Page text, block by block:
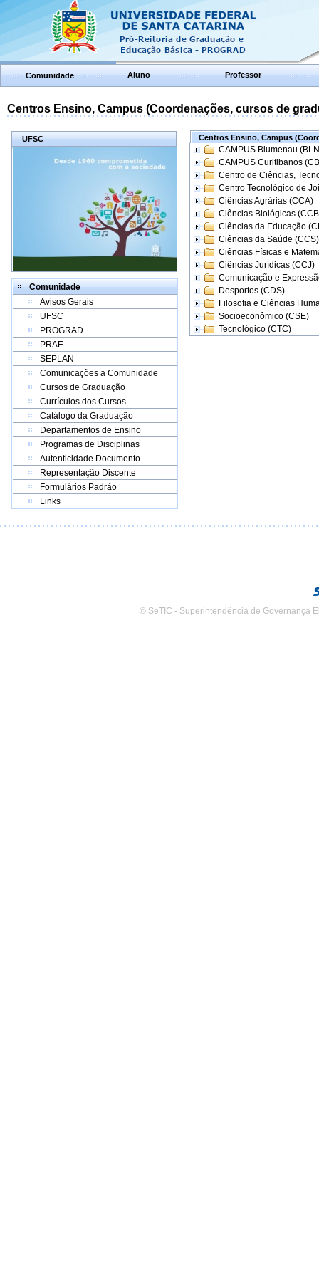
Comunidade Aluno Professor
Centros Ensino, Campus (Coordenações, cursos de
UFSC
Comunidade
Avisos Gerais
UFSC
PROGRAD
PRAE
SEPLAN
Comunicações a Comunidade
Cursos de Graduação
Currículos dos Cursos
Catálogo da Graduação
Departamentos de Ensino
Programas de Disciplinas
Autenticidade Documento
Representação Discente
Formulários Padrão
Links
Centros Ensino, Campus
CAMPUS Blumenau
CAMPUS Curitibanos
Centro de Ciências,
Centro Tecnológico de
Ciências Agrárias (CCA)
Ciências Biológicas
Ciências da Educação
Ciências da Saúde (CCS)
Ciências Físicas e
Ciências Jurídicas (CCJ)
Comunicação e
Desportos (CDS)
Filosofia e Ciências
Socioeconômico (CSE)
Tecnológico (CTC)
© SeTIC - Superintendência de Governança